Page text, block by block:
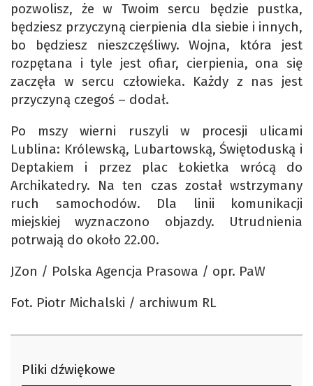
pozwolisz, że w Twoim sercu będzie pustka,
będziesz przyczyną cierpienia dla siebie i innych,
bo będziesz nieszczęśliwy. Wojna, która jest
rozpętana i tyle jest ofiar, cierpienia, ona się
zaczęła w sercu człowieka. Każdy z nas jest
przyczyną czegoś – dodał.
Po mszy wierni ruszyli w procesji ulicami
Lublina: Królewską, Lubartowską, Świętoduską i
Deptakiem i przez plac Łokietka wrócą do
Archikatedry. Na ten czas został wstrzymany
ruch samochodów. Dla linii komunikacji
miejskiej wyznaczono objazdy. Utrudnienia
potrwają do około 22.00.
JZon / Polska Agencja Prasowa / opr. PaW
Fot. Piotr Michalski / archiwum RL
Pliki dźwiękowe